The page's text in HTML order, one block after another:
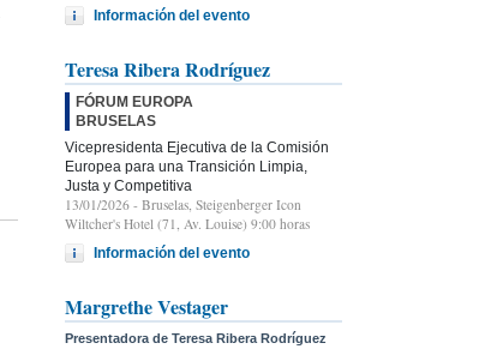
Información del evento
Teresa Ribera Rodríguez
FÓRUM EUROPA
BRUSELAS
Vicepresidenta Ejecutiva de la Comisión
Europea para una Transición Limpia,
Justa y Competitiva
13/01/2026 - Bruselas, Steigenberger Icon
Wiltcher's Hotel (71, Av. Louise) 9:00 horas
Información del evento
Margrethe Vestager
Presentadora de Teresa Ribera Rodríguez